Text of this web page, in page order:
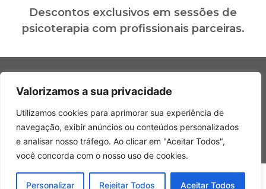
Valorizamos a sua privacidade
Utilizamos cookies para aprimorar sua experiência de
navegação, exibir anúncios ou conteúdos personalizados
e analisar nosso tráfego. Ao clicar em "Aceitar Todos",
você concorda com o nosso uso de cookies.
Personalizar Rejeitar Todos Aceitar Todos
Descontos exclusivos em sessões de
psicoterapia com profissionais parceiras.
Copyright © 2026 Grupo Gomes Pires – Todos os direitos reservados.
Política de Privacidade